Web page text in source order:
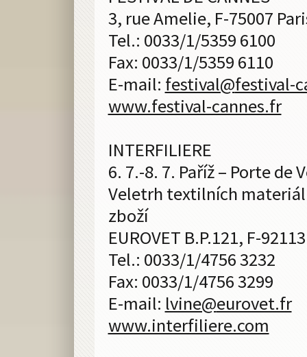
3, rue Amelie, F-75007
Tel.: 0033/1/5359 6100
Fax: 0033/1/5359 6110
E-mail: festival@festival-
www.festival-cannes.fr
INTERFILIERE
6. 7.-8. 7. Paříž – Porte de
Veletrh textilních
zboží
EUROVET B.P.121, F-
Tel.: 0033/1/4756 3232
Fax: 0033/1/4756 3299
E-mail: lvine@eurovet.fr
www.interfiliere.com